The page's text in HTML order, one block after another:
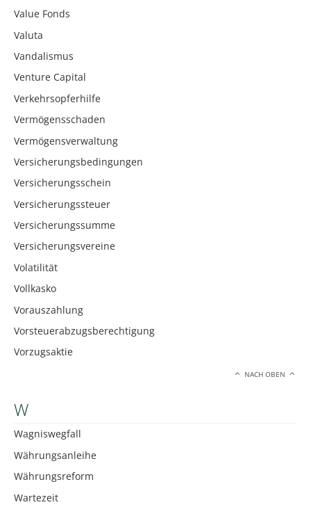
Value Fonds
Valuta
Vandalismus
Venture Capital
Verkehrsopferhilfe
Vermögensschaden
Vermögensverwaltung
Versicherungsbedingungen
Versicherungsschein
Versicherungssteuer
Versicherungssumme
Versicherungsvereine
Volatilität
Vollkasko
Vorauszahlung
Vorsteuerabzugsberechtigung
Vorzugsaktie
NACH OBEN
W
Wagniswegfall
Währungsanleihe
Währungsreform
Wartezeit